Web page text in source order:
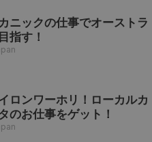
ニックの仕事でオーストラ
指す！
ロンワーホリ！ローカルカ
のお仕事をゲット！